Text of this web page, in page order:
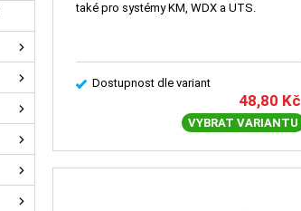
také pro systémy KM, WDX a UTS.
Dostupnost dle variant
48,80 Kč
VYBRAT VARIANTU